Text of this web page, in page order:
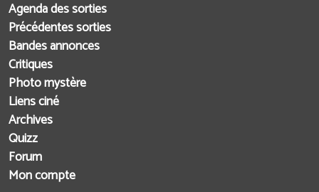
Agenda des sorties
Précédentes sorties
Bandes annonces
Critiques
Photo mystère
Liens ciné
Archives
Quizz
Forum
Mon compte